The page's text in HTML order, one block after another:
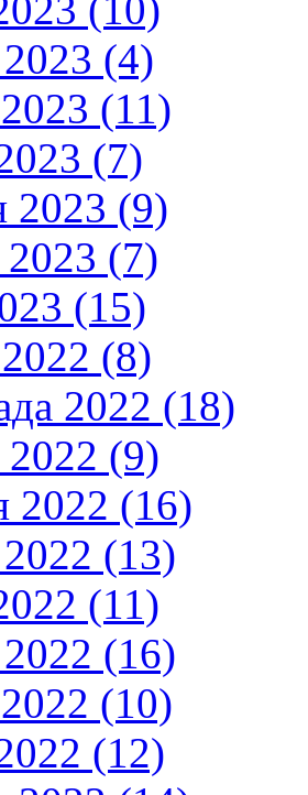
(4)
(11)
(7)
2023 (9)
(7)
(15)
(8)
2022 (18)
(9)
2022 (16)
(13)
(11)
(16)
(10)
(12)